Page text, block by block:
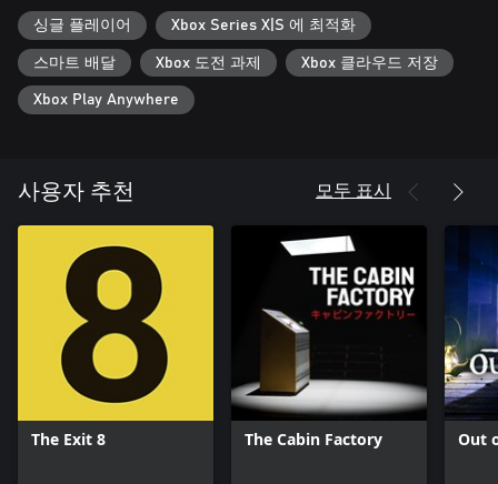
싱글 플레이어 Xbox Series X|S 에 최적화
스마트 배달 Xbox 도전 과제 Xbox 클라우드 저장
Xbox Play Anywhere
사용자 추천 모두 표시
The Exit 8 The Cabin Factory Out